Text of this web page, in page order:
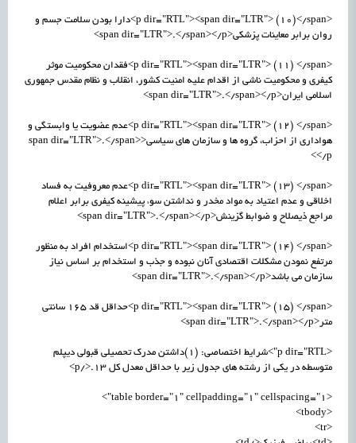
<p dir="RTL"><span dir="LTR"> (10)</span>دارا بودن سلامت جسم و
روان برابر معاینات پزشکی<span dir="LTR">.</span></p>
<p dir="RTL"><span dir="LTR"> (11) </span>فقدان محکومیت موثر
کیفری و محکومیت ناشی از اقدام علیه امنیت کشور، انقلاب و نظام مقدس جمهوری
اسلامی ایران<span dir="LTR">.</span></p>
<p dir="RTL"><span dir="LTR"> (12) </span>عدم عضویت یا وابستگی و
هواداری از احزاب، گروه ها و سازمان های سیاسی<span dir="LTR">.</span>
</p>
<p dir="RTL"><span dir="LTR"> (13) </span>عدم معروفیت به فساد
اخلاقی و عدم اعتیاد به مواد مخدر و نداشتن سوء پیشینه کیفری برابر اعلام
مراجع ذیصلاح و ضوابط گزینش<span dir="LTR">.</span></p>
<p dir="RTL"><span dir="LTR"> (14) </span>استخدام افراد به منظور
مرتفع نمودن مشکلات اقتصادی آنان نبوده و جذب و استخدام بر اساس نیاز
سازمان می باشد<span dir="LTR">.</span></p>
<p dir="RTL"><span dir="LTR"> (15) </span>حداقل قد 165 سانتی
متر<span dir="LTR">.</span></p>
<p dir="RTL">شرایط اختصاصی: (1)داشتن مدرک تحصیلی قبولی دیپلم
متوسطه در یکی از رشته های جدول زیر با حداقل معدل کل 13.</p>
<table border="1" cellpadding="1" cellspacing="1">
<tbody>
<tr>